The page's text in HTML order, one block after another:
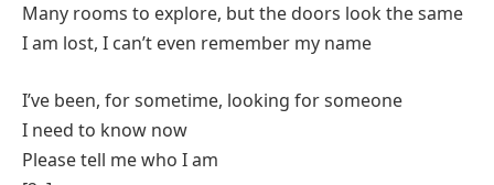
Many rooms to explore, but the doors look the same
I am lost, I can’t even remember my name
I’ve been, for sometime, looking for someone
I need to know now
Please tell me who I am